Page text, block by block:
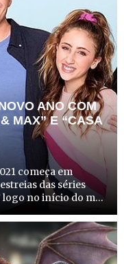
ANO COM
MAX” E “CASA
começa em
das séries
logo no início do mês
com as suas